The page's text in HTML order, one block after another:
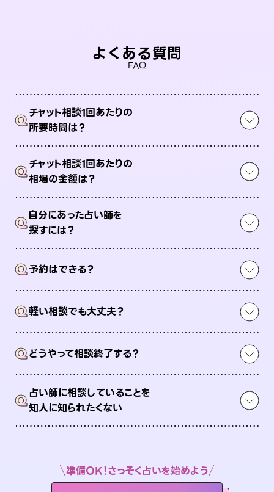
よくある質問
FAQ
Qチャット相談1回あたりの
所要時間は？
Qチャット相談1回あたりの
相場の金額は？
Q自分にあった占い師を
探すには？
Q予約はできる？
Q軽い相談でも大丈夫？
Qどうやって相談終了する？
Q占い師に相談していることを
知人に知られたくない
準備OK！さっそく占いを始めよう